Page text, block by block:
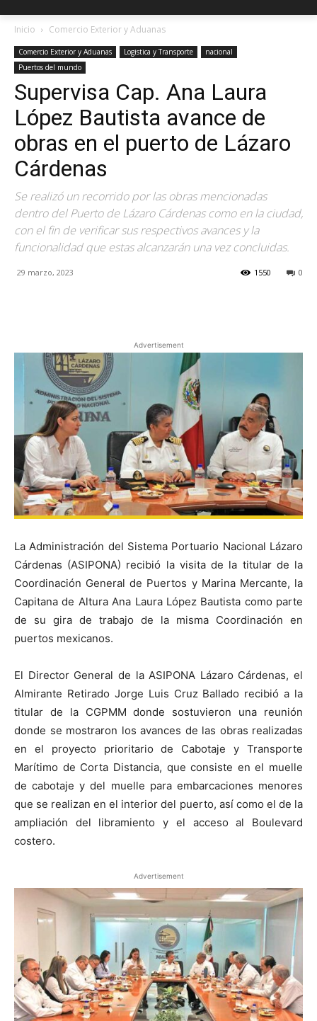
Inicio Comercio Exterior y Aduanas
Comercio Exterior y Aduanas Logistica y Transporte
nacional
Puertos del mundo
Supervisa Cap. Ana Laura
López Bautista avance de
obras en el puerto de Lázaro
Cárdenas
Se realizó un recorrido por las obras mencionadas
dentro del Puerto de Lázaro Cárdenas como en la ciudad,
con el fin de verificar sus respectivos avances y la
funcionalidad que estas alcanzarán una vez concluidas.
29 marzo, 2023 0
1550
Advertisement
La Administración del Sistema Portuario Nacional Lázaro
Cárdenas (ASIPONA) recibió la visita de la titular de la
Coordinación General de Puertos y Marina Mercante, la
Capitana de Altura Ana Laura López Bautista como parte
de su gira de trabajo de la misma Coordinación en
puertos mexicanos.
El Director General de la ASIPONA Lázaro Cárdenas, el
Almirante Retirado Jorge Luis Cruz Ballado recibió a la
titular de la CGPMM donde sostuvieron una reunión
donde se mostraron los avances de las obras realizadas
en el proyecto prioritario de Cabotaje y Transporte
Marítimo de Corta Distancia, que consiste en el muelle
de cabotaje y del muelle para embarcaciones menores
que se realizan en el interior del puerto, así como el de la
ampliación del libramiento y el acceso al Boulevard
costero.
Advertisement